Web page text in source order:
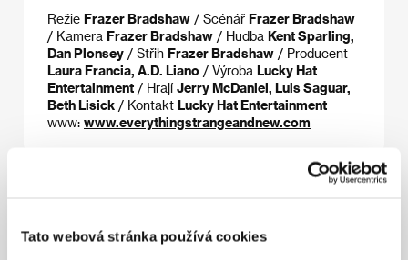
Tato webová stránka používá cookies
Režie Frazer Bradshaw / Scénář Frazer Bradshaw
/ Kamera Frazer Bradshaw / Hudba Kent Sparling,
Dan Plonsey / Střih Frazer Bradshaw / Producent
Laura Francia, A.D. Liano / Výroba Lucky Hat
Entertainment / Hrají Jerry McDaniel, Luis Saguar,
Beth Lisick / Kontakt Lucky Hat Entertainment
www: www.everythingstrangeandnew.com